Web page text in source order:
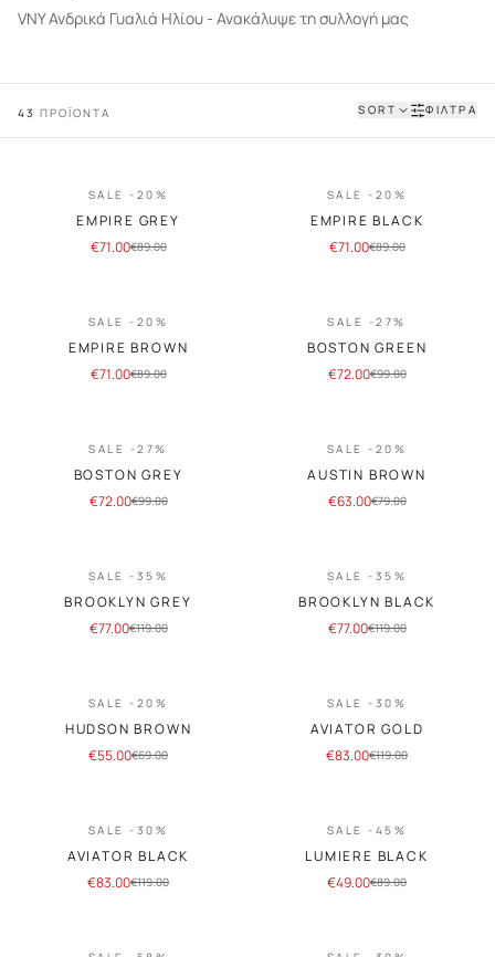
VNY Ανδρικά Γυαλιά Ηλίου - Ανακάλυψε τη συλλογή μας
43 ΠΡΟΪΟΝΤΑ SORT ΦΙΛΤΡΑ
SALE -20%
EMPIRE GREY
€71.00€89.00
SALE -20%
EMPIRE BLACK
€71.00€89.00
SALE -20%
EMPIRE BROWN
€71.00€89.00
SALE -27%
BOSTON GREEN
€72.00€99.00
SALE -27%
BOSTON GREY
€72.00€99.00
SALE -20%
AUSTIN BROWN
€63.00€79.00
SALE -35%
BROOKLYN GREY
€77.00€119.00
SALE -35%
BROOKLYN BLACK
€77.00€119.00
SALE -20%
HUDSON BROWN
€55.00€69.00
SALE -30%
AVIATOR GOLD
€83.00€119.00
SALE -30%
AVIATOR BLACK
€83.00€119.00
SALE -45%
LUMIERE BLACK
€49.00€89.00